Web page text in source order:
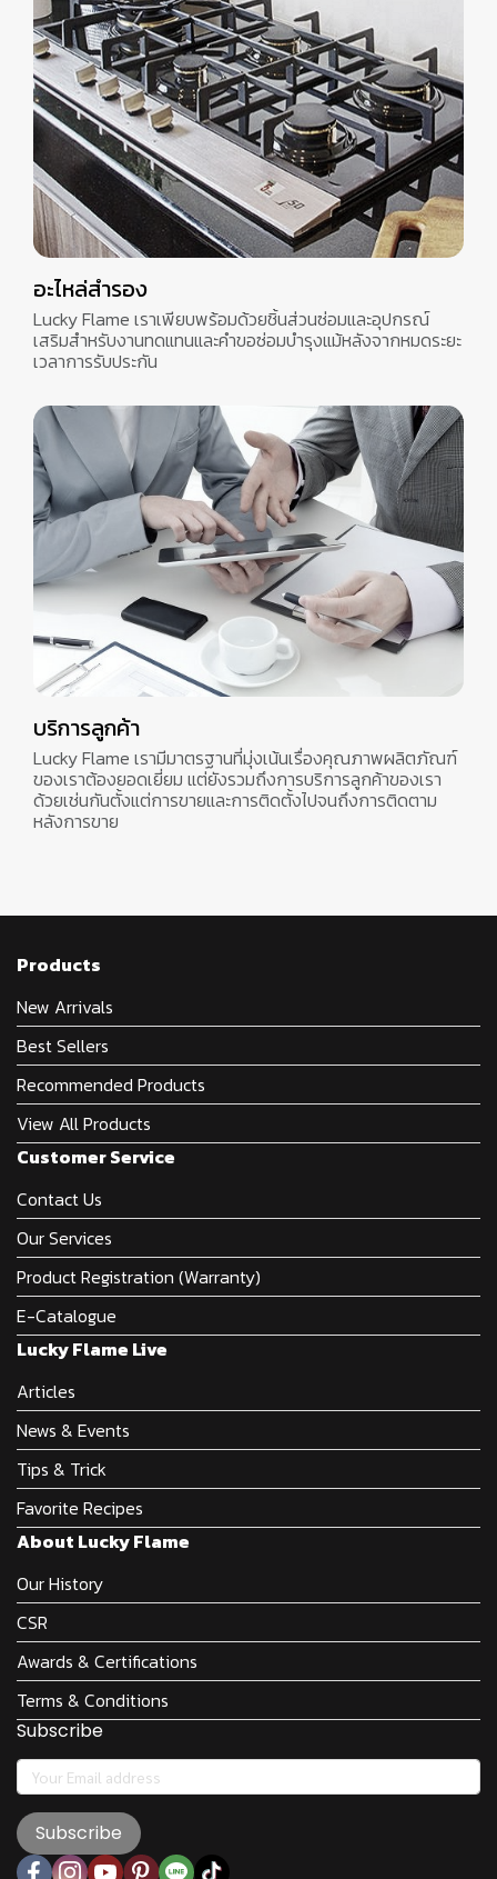
อะไหล่สำรอง
Lucky Flame เราเพียบพร้อมด้วยชิ้นส่วนซ่อมและอุปกรณ์
เสริมสำหรับงานทดแทนและคำขอซ่อมบำรุงแม้หลังจากหมดระยะ
เวลาการรับประกัน
บริการลูกค้า
Lucky Flame เรามีมาตรฐานที่มุ่งเน้นเรื่องคุณภาพผลิตภัณฑ์
ของเราต้องยอดเยี่ยม แต่ยังรวมถึงการบริการลูกค้าของเรา
ด้วยเช่นกันตั้งแต่การขายและการติดตั้งไปจนถึงการติดตาม
หลังการขาย
Products
New Arrivals
Best Sellers
Recommended Products
View All Products
Customer Service
Contact Us
Our Services
Product Registration (Warranty)
E-Catalogue
Lucky Flame Live
Articles
News & Events
Tips & Trick
Favorite Recipes
About Lucky Flame
Our History
CSR
Awards & Certifications
Terms & Conditions
Subscribe
Subscribe